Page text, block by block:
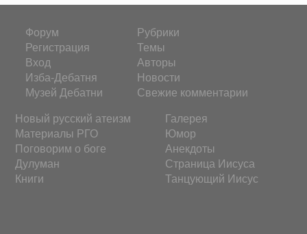
Форум
Регистрация
Вход
Изба-Дебатня
Музей Дебатни
Рубрики
Темы
Авторы
Новости
Свежие комментарии
Новый русский атеизм
Материалы РГО
Поговорим о боге
Дулуман
Книги
Галерея
Юмор
Анекдоты
Страница Иисуса
Танцующий Иисус